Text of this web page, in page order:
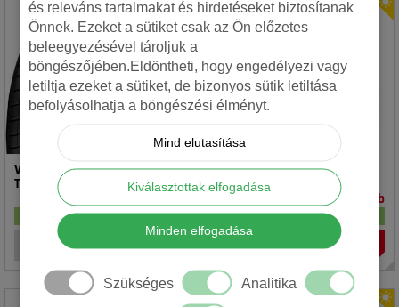
Vredestein 195/65R15 91T T-
TRAC 2 DOT23
17 db
Rotalla 195/65R15 91V RH02
14 990 Ft/ db
raktáron
és releváns tartalmakat és hirdetéseket biztosítanak
Önnek. Ezeket a sütiket csak az Ön előzetes
beleegyezésével tároljuk a
böngészőjében.Eldöntheti, hogy engedélyezi vagy
letiltja ezeket a sütiket, de bizonyos sütik letiltása
befolyásolhatja a böngészési élményt.
Mind elutasítása
Kiválasztottak elfogadása
Minden elfogadása
Szükséges Analitika